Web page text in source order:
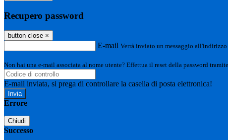
Recupero password
button close ×
E-mail Verrà inviato un messaggio
Non hai una e-mail associata al nome utente? Effettua il reset della password
E-mail inviata, si prega di controllare la casella di posta elettronica!
Errore
Chiudi
Successo